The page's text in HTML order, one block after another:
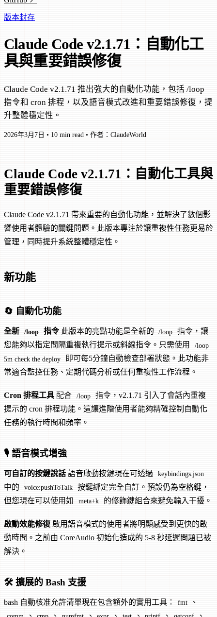
版本封存
Claude Code v2.1.71：自動化工
具與重要錯誤修復
Claude Code v2.1.71 推出強大的自動化功能，包括 /loop
指令和 cron 排程，以及語音模式改進和重要錯誤修復，提
升整體穩定性。
2026年3月7日 • 10 min read • 作者：ClaudeWorld
Claude Code v2.1.71：自動化工具與
重要錯誤修復
Claude Code v2.1.71 帶來重要的自動化功能，並解決了數個影
響使用者體驗的關鍵問題。此版本專注於讓重複性任務更易於
管理，同時提升系統整體穩定性。
新功能
🔄 自動化功能
全新 /loop 指令此版本的亮點功能是全新的 /loop
指令，讓
您能夠以指定間隔重複執行提示或斜線指令。只需使用
/loop
5m check the deploy
即可每5分鐘自動檢查部署狀態。此功能非
常適合監控任務、定期代碼分析或任何重複性工作流程。
Cron 排程工具 配合 /loop
指令，v2.1.71 引入了會話內重複
提示的 cron 排程功能。這讓進階使用者能夠精確控制自動化
任務的執行時間和頻率。
🎙️ 語音模式增強
可自訂的按鍵說話 語音啟動按鍵現在可透過 keybindings.json
中的 voice:pushToTalk
按鍵綁定完全自訂。預設仍為空格鍵，
但您現在可以使用如
meta+k 的修飾鍵組合來避免輸入干擾。
啟動效能修復 啟用語音模式的使用者將明顯感受到更快的啟
動時間。之前由 CoreAudio 初始化造成的 5-8 秒延遲問題已被
解決。
🛠️ 擴展的 Bash 支援
bash 自動核准允許清單現在包含額外的實用工具： fmt 、